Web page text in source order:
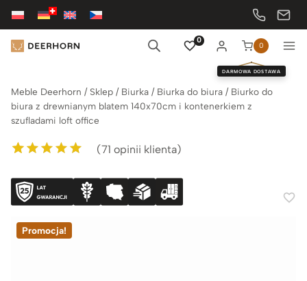
Przejdź
treści
0
0
DARMOWA DOSTAWA
Meble Deerhorn / Sklep / Biurka / Biurka do biura / Biurko do
biura z drewnianym blatem 140x70cm i kontenerkiem z
szufladami loft office
5.00na 5 na
podstawie
ocen klientów
(71 opinii klienta)
Promocja!